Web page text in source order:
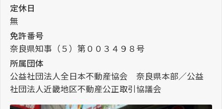
定休日
無
免許番号
奈良県知事（５）第００３４９８号
所属団体
公益社団法人全日本不動産協会 奈良県本部／公益
社団法人近畿地区不動産公正取引協議会